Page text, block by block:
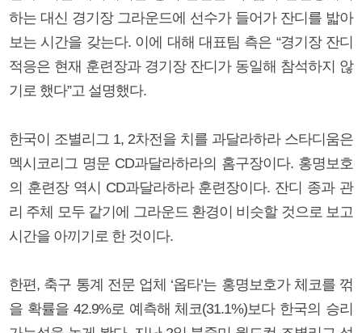
하는 대신 경기장 그라운드에 선수가 들어가 잔디를 밟아
보는 시간을 갖는다. 이에 대해 대표팀 측은 “경기장 잔디
적응은 현재 훈련장과 경기장 잔디가 동일해 참석하지 않
기로 했다”고 설명했다.
한국이 조별리그 1, 2차전을 치를 과달라하라 스타디움은
멕시코리그 명문 CD과달라하라의 홈구장이다. 홍명보호
의 훈련장 역시 CD과달라하라 훈련장이다. 잔디 종과 관
리 주체 모두 같기에 그라운드 환경이 비슷할 것으로 보고
시간을 아끼기로 한 것이다.
한편, 축구 통계 전문 업체 ‘옵타’는 홍명보호가 체코를 꺾
을 확률을 42.9%로 예측해 체코(31.1%)보다 한국의 승리